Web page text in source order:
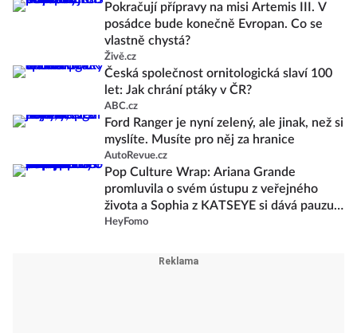
Pokračují přípravy na misi Artemis III. V
posádce bude konečně Evropan. Co se
vlastně chystá?
Živě.cz
Česká společnost ornitologická slaví 100
let: Jak chrání ptáky v ČR?
ABC.cz
Ford Ranger je nyní zelený, ale jinak, než si
myslíte. Musíte pro něj za hranice
AutoRevue.cz
Pop Culture Wrap: Ariana Grande
promluvila o svém ústupu z veřejného
života a Sophia z KATSEYE si dává pauzu
od skupiny
HeyFomo